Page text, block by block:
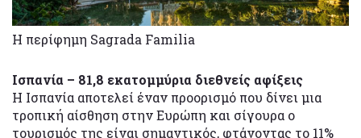
Η περίφημη Sagrada Familia
Ισπανία – 81,8 εκατομμύρια διεθνείς αφίξεις
Η Ισπανία αποτελεί έναν προορισμό που δίνει μια
τροπική αίσθηση στην Ευρώπη και σίγουρα ο
τουρισμός της είναι σημαντικός, φτάνοντας το 11%